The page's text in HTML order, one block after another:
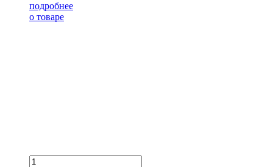
подробнее
о товаре